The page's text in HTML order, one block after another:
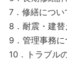
7．修繕につい
8．耐震・建
9．管理事務に
10．トラブル